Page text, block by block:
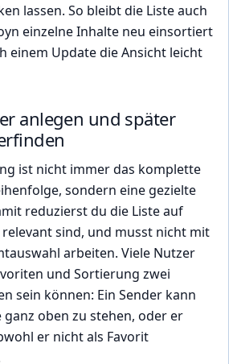
lassen. So bleibt die Liste auch
einzelne Inhalte neu einsortiert
einem Update die Ansicht leicht
anlegen und später
ist nicht immer das komplette
sondern eine gezielte
reduzierst du die Liste auf
sind, und musst nicht mit
arbeiten. Viele Nutzer
und Sortierung zwei
sein können: Ein Sender kann
oben zu stehen, oder er
er nicht als Favorit